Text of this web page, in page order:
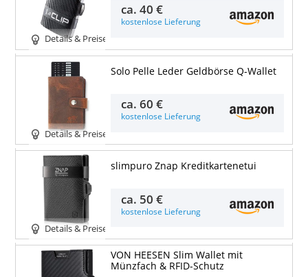
Details & Preise
ca.40 €
kostenlose Lieferung
Details & Preise
Solo Pelle Leder Geldbörse Q-Wallet
ca.60 €
kostenlose Lieferung
Details & Preise
slimpuro Znap Kreditkartenetui
ca. 50 €
kostenlose Lieferung
VON HEESEN Slim Wallet mit
Münzfach & RFID-Schutz